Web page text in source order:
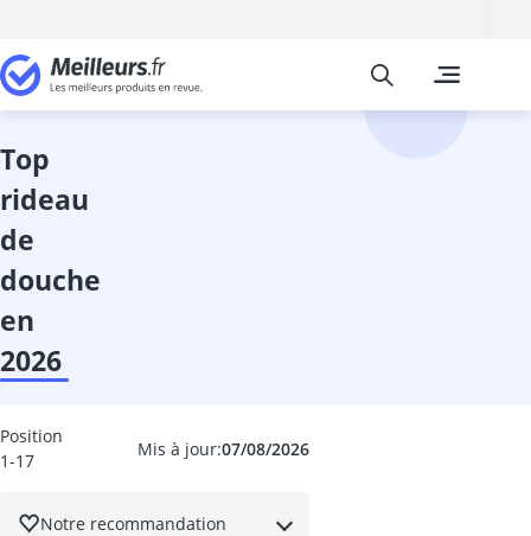
Cuisine et
Abattant wc
Meilleurs
top
rideau
de
douche
en
2026
Mis à jour:07/08/2026
Position
1-17
Notre recommandation